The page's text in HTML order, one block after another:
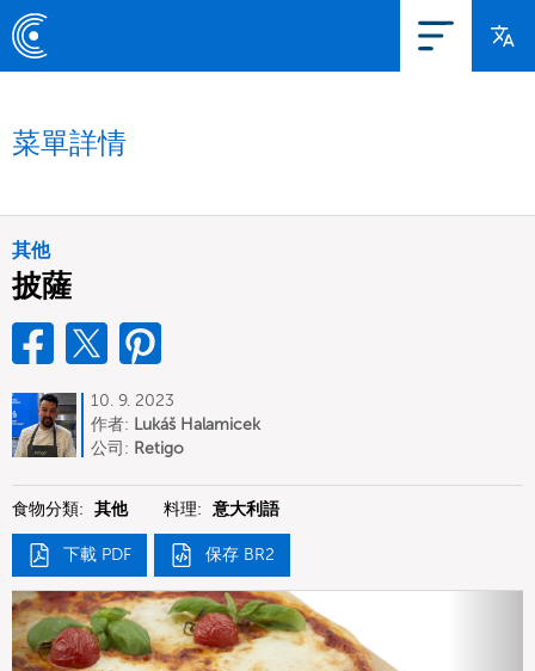
菜單詳情
其他
披薩
10. 9. 2023
作者: Lukáš Halamicek
公司: Retigo
食物分類: 其他 料理: 意大利語
下載 PDF 保存 BR2
Previous